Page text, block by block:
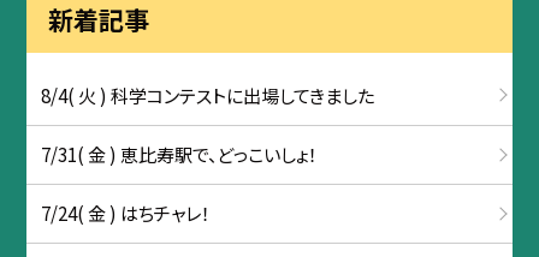
新着記事
8/4( 火 ) 科学コンテストに出場してきました
7/31( 金 ) 恵比寿駅で、どっこいしょ！
7/24( 金 ) はちチャレ！